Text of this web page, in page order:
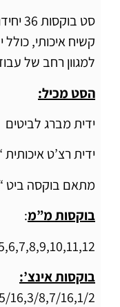
קשיח איכותי,
למגוון רחב של
הסט מכיל:
ידית מברג לביטים
ידית רצ’ט איכותית
מתאם בוקסה ביט “1/
בוקסות מ”מ:
4,5,6,7,8,9,10,11,12
בוקסות אינצ’:
16,3/8,7/16,1/2